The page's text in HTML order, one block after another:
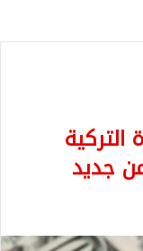
التركية
جديد